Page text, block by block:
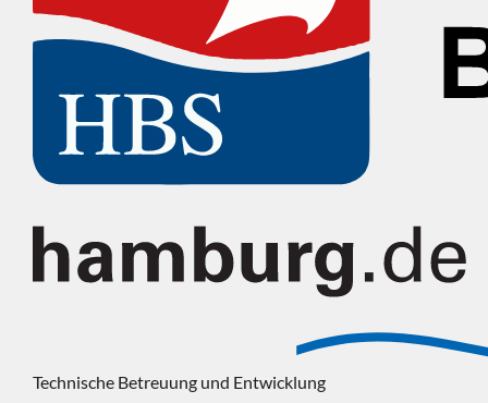
Technische Betreuung und Entwicklung